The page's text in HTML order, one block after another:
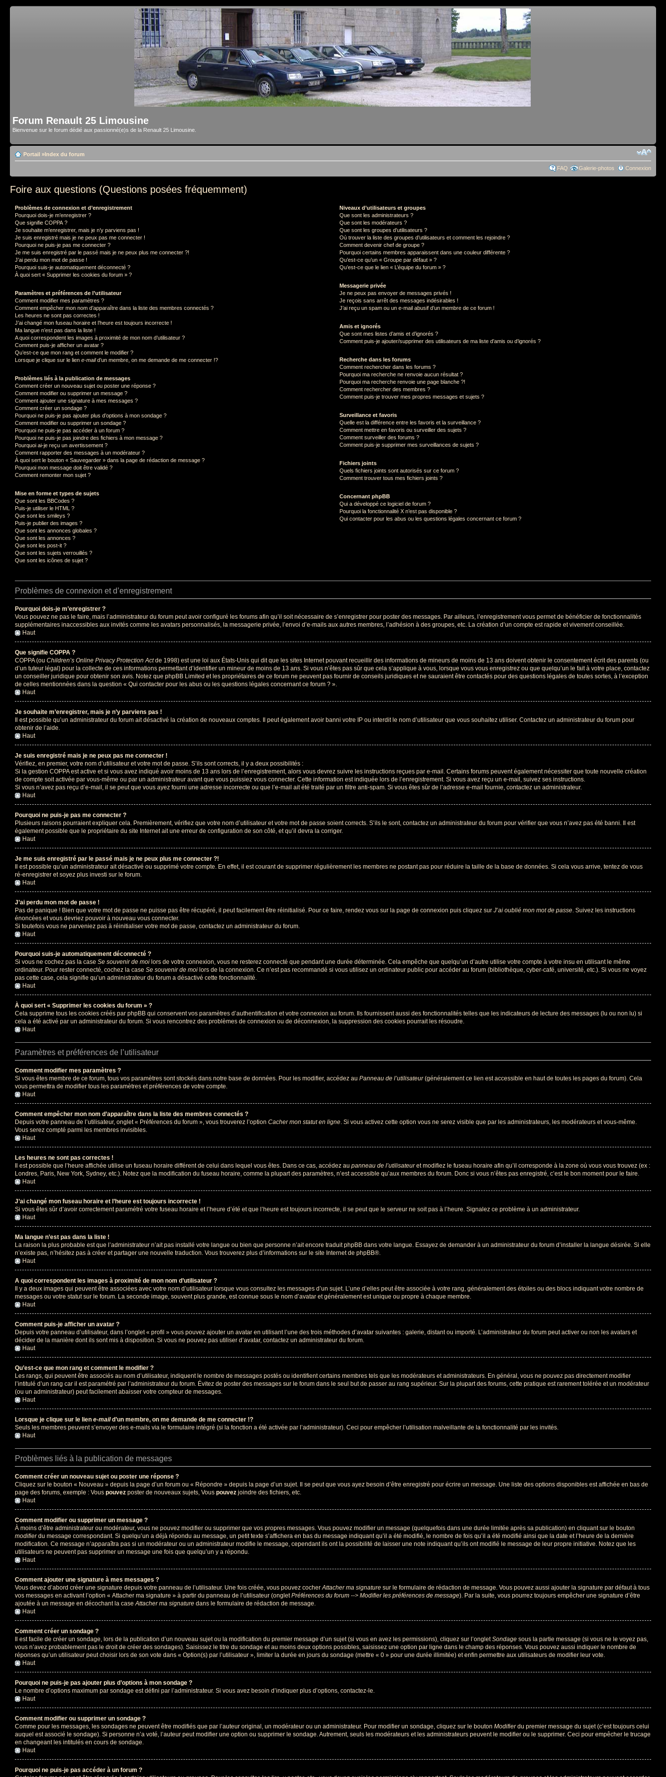
Forum Renault 25 Limousine
Bienvenue sur le forum dédié aux passionné(e)s de la Renault 25 Limousine.
Portail »Index du forum
FAQ Galerie-photos Connexion
Foire aux questions (Questions posées fréquemment)
Problèmes de connexion et d’enregistrement
Pourquoi dois-je m’enregistrer ?
Que signifie COPPA ?
Je souhaite m’enregistrer, mais je n’y parviens pas !
Je suis enregistré mais je ne peux pas me connecter !
Pourquoi ne puis-je pas me connecter ?
Je me suis enregistré par le passé mais je ne peux plus me connecter ?!
J’ai perdu mon mot de passe !
Pourquoi suis-je automatiquement déconnecté ?
À quoi sert « Supprimer les cookies du forum » ?
Paramètres et préférences de l’utilisateur
Comment modifier mes paramètres ?
Comment empêcher mon nom d’apparaître dans la liste des membres connectés ?
Les heures ne sont pas correctes !
J’ai changé mon fuseau horaire et l’heure est toujours incorrecte !
Ma langue n’est pas dans la liste !
A quoi correspondent les images à proximité de mon nom d’utilisateur ?
Comment puis-je afficher un avatar ?
Qu’est-ce que mon rang et comment le modifier ?
Lorsque je clique sur le lien e-maild’un membre, on me demande de me connecter !?
Problèmes liés à la publication de messages
Comment créer un nouveau sujet ou poster une réponse ?
Comment modifier ou supprimer un message ?
Comment ajouter une signature à mes messages ?
Comment créer un sondage ?
Pourquoi ne puis-je pas ajouter plus d’options à mon sondage ?
Comment modifier ou supprimer un sondage ?
Pourquoi ne puis-je pas accéder à un forum ?
Pourquoi ne puis-je pas joindre des fichiers à mon message ?
Pourquoi ai-je reçu un avertissement ?
Comment rapporter des messages à un modérateur ?
À quoi sert le bouton « Sauvegarder » dans la page de rédaction de message ?
Pourquoi mon message doit être validé ?
Comment remonter mon sujet ?
Mise en forme et types de sujets
Que sont les BBCodes ?
Puis-je utiliser le HTML ?
Que sont les smileys ?
Puis-je publier des images ?
Que sont les annonces globales ?
Que sont les annonces ?
Que sont les post-it ?
Que sont les sujets verrouillés ?
Que sont les icônes de sujet ?
Niveaux d’utilisateurs et groupes
Que sont les administrateurs ?
Que sont les modérateurs ?
Que sont les groupes d’utilisateurs ?
Où trouver la liste des groupes d’utilisateurs et comment les rejoindre ?
Comment devenir chef de groupe ?
Pourquoi certains membres apparaissent dans une couleur différente ?
Qu’est-ce qu’un « Groupe par défaut » ?
Qu’est-ce que le lien « L’équipe du forum » ?
Messagerie privée
Je ne peux pas envoyer de messages privés !
Je reçois sans arrêt des messages indésirables !
J’ai reçu un spam ou un e-mail abusif d’un membre de ce forum !
Amis et ignorés
Que sont mes listes d’amis et d’ignorés ?
Comment puis-je ajouter/supprimer des utilisateurs de ma liste d’amis ou d’ignorés ?
Recherche dans les forums
Comment rechercher dans les forums ?
Pourquoi ma recherche ne renvoie aucun résultat ?
Pourquoi ma recherche renvoie une page blanche ?!
Comment rechercher des membres ?
Comment puis-je trouver mes propres messages et sujets ?
Surveillance et favoris
Quelle est la différence entre les favoris et la surveillance ?
Comment mettre en favoris ou surveiller des sujets ?
Comment surveiller des forums ?
Comment puis-je supprimer mes surveillances de sujets ?
Fichiers joints
Quels fichiers joints sont autorisés sur ce forum ?
Comment trouver tous mes fichiers joints ?
Concernant phpBB
Qui a développé ce logiciel de forum ?
Pourquoi la fonctionnalité X n’est pas disponible ?
Qui contacter pour les abus ou les questions légales concernant ce forum ?
Problèmes de connexion et d’enregistrement
Pourquoi dois-je m’enregistrer ?
Vous pouvez ne pas le faire, mais l’administrateur du forum peut avoir configuré les forums afin qu’il soit nécessaire de s’enregistrer pour poster des messages. Par ailleurs, l’enregistrement vous permet de bénéficier de fonctionnalités
supplémentaires inaccessibles aux invités comme les avatars personnalisés, la messagerie privée, l’envoi d’e-mails aux autres membres, l’adhésion à des groupes, etc. La création d’un compte est rapide et vivement conseillée.
Haut
Que signifie COPPA ?
COPPA (ou Children’s Online Privacy Protection Actde 1998) est une loi aux États-Unis qui dit que les sites Internet pouvant recueillir des informations de mineurs de moins de 13 ans doivent obtenir le consentement écrit des parents (ou
d’un tuteur légal) pour la collecte de ces informations permettant d’identifier un mineur de moins de 13 ans. Si vous n’êtes pas sûr que cela s’applique à vous, lorsque vous vous enregistrez ou que quelqu’un le fait à votre place, contactez
un conseiller juridique pour obtenir son avis. Notez que phpBB Limited et les propriétaires de ce forum ne peuvent pas fournir de conseils juridiques et ne sauraient être contactés pour des questions légales de toutes sortes, à l’exception
de celles mentionnées dans la question « Qui contacter pour les abus ou les questions légales concernant ce forum ? ».
Haut
Je souhaite m’enregistrer, mais je n’y parviens pas !
Il est possible qu’un administrateur du forum ait désactivé la création de nouveaux comptes. Il peut également avoir banni votre IP ou interdit le nom d’utilisateur que vous souhaitez utiliser. Contactez un administrateur du forum pour
obtenir de l’aide.
Haut
Je suis enregistré mais je ne peux pas me connecter !
Vérifiez, en premier, votre nom d’utilisateur et votre mot de passe. S’ils sont corrects, il y a deux possibilités :
Si la gestion COPPA est active et si vous avez indiqué avoir moins de 13 ans lors de l’enregistrement, alors vous devrez suivre les instructions reçues par e-mail. Certains forums peuvent également nécessiter que toute nouvelle création
de compte soit activée par vous-même ou par un administrateur avant que vous puissiez vous connecter. Cette information est indiquée lors de l’enregistrement. Si vous avez reçu un e-mail, suivez ses instructions.
Si vous n’avez pas reçu d’e-mail, il se peut que vous ayez fourni une adresse incorrecte ou que l’e-mail ait été traité par un filtre anti-spam. Si vous êtes sûr de l’adresse e-mail fournie, contactez un administrateur.
Haut
Pourquoi ne puis-je pas me connecter ?
Plusieurs raisons pourraient expliquer cela. Premièrement, vérifiez que votre nom d’utilisateur et votre mot de passe soient corrects. S’ils le sont, contactez un administrateur du forum pour vérifier que vous n’avez pas été banni. Il est
également possible que le propriétaire du site Internet ait une erreur de configuration de son côté, et qu’il devra la corriger.
Haut
Je me suis enregistré par le passé mais je ne peux plus me connecter ?!
Il est possible qu’un administrateur ait désactivé ou supprimé votre compte. En effet, il est courant de supprimer régulièrement les membres ne postant pas pour réduire la taille de la base de données. Si cela vous arrive, tentez de vous
ré-enregistrer et soyez plus investi sur le forum.
Haut
J’ai perdu mon mot de passe !
Pas de panique ! Bien que votre mot de passe ne puisse pas être récupéré, il peut facilement être réinitialisé. Pour ce faire, rendez vous sur la page de connexion puis cliquez sur J’ai oublié mon mot de passe . Suivez les instructions
énoncées et vous devriez pouvoir à nouveau vous connecter.
Si toutefois vous ne parveniez pas à réinitialiser votre mot de passe, contactez un administrateur du forum.
Haut
Pourquoi suis-je automatiquement déconnecté ?
Si vous ne cochez pas la case Se souvenir de moi lors de votre connexion, vous ne resterez connecté que pendant une durée déterminée. Cela empêche que quelqu’un d’autre utilise votre compte à votre insu en utilisant le même
ordinateur. Pour rester connecté, cochez la case Se souvenir de moi lors de la connexion. Ce n’est pas recommandé si vous utilisez un ordinateur public pour accéder au forum (bibliothèque, cyber-café, université, etc.). Si vous ne voyez
pas cette case, cela signifie qu’un administrateur du forum a désactivé cette fonctionnalité.
Haut
À quoi sert « Supprimer les cookies du forum » ?
Cela supprime tous les cookies créés par phpBB qui conservent vos paramètres d’authentification et votre connexion au forum. Ils fournissent aussi des fonctionnalités telles que les indicateurs de lecture des messages (lu ou non lu) si
cela a été activé par un administrateur du forum. Si vous rencontrez des problèmes de connexion ou de déconnexion, la suppression des cookies pourrait les résoudre.
Haut
Paramètres et préférences de l’utilisateur
Comment modifier mes paramètres ?
Si vous êtes membre de ce forum, tous vos paramètres sont stockés dans notre base de données. Pour les modifier, accédez au Panneau de l’utilisateur(généralement ce lien est accessible en haut de toutes les pages du forum). Cela
vous permettra de modifier tous les paramètres et préférences de votre compte.
Haut
Comment empêcher mon nom d’apparaître dans la liste des membres connectés ?
Depuis votre panneau de l’utilisateur, onglet « Préférences du forum », vous trouverez l’option Cacher mon statut en ligne . Si vous activez cette option vous ne serez visible que par les administrateurs, les modérateurs et vous-même.
Vous serez compté parmi les membres invisibles.
Haut
Les heures ne sont pas correctes !
Il est possible que l’heure affichée utilise un fuseau horaire différent de celui dans lequel vous êtes. Dans ce cas, accédez au panneau de l’utilisateuret modifiez le fuseau horaire afin qu’il corresponde à la zone où vous vous trouvez (ex :
Londres, Paris, New York, Sydney, etc.). Notez que la modification du fuseau horaire, comme la plupart des paramètres, n’est accessible qu’aux membres du forum. Donc si vous n’êtes pas enregistré, c’est le bon moment pour le faire.
Haut
J’ai changé mon fuseau horaire et l’heure est toujours incorrecte !
Si vous êtes sûr d’avoir correctement paramétré votre fuseau horaire et l’heure d’été et que l’heure est toujours incorrecte, il se peut que le serveur ne soit pas à l’heure. Signalez ce problème à un administrateur.
Haut
Ma langue n’est pas dans la liste !
La raison la plus probable est que l’administrateur n’ait pas installé votre langue ou bien que personne n’ait encore traduit phpBB dans votre langue. Essayez de demander à un administrateur du forum d’installer la langue désirée. Si elle
n’existe pas, n’hésitez pas à créer et partager une nouvelle traduction. Vous trouverez plus d’informations sur le site Internet de phpBB®.
Haut
A quoi correspondent les images à proximité de mon nom d’utilisateur ?
Il y a deux images qui peuvent être associées avec votre nom d’utilisateur lorsque vous consultez les messages d’un sujet. L’une d’elles peut être associée à votre rang, généralement des étoiles ou des blocs indiquant votre nombre de
messages ou votre statut sur le forum. La seconde image, souvent plus grande, est connue sous le nom d’avatar et généralement est unique ou propre à chaque membre.
Haut
Comment puis-je afficher un avatar ?
Depuis votre panneau d’utilisateur, dans l’onglet « profil » vous pouvez ajouter un avatar en utilisant l’une des trois méthodes d’avatar suivantes : galerie, distant ou importé. L’administrateur du forum peut activer ou non les avatars et
décider de la manière dont ils sont mis à disposition. Si vous ne pouvez pas utiliser d’avatar, contactez un administrateur du forum.
Haut
Qu’est-ce que mon rang et comment le modifier ?
Les rangs, qui peuvent être associés au nom d’utilisateur, indiquent le nombre de messages postés ou identifient certains membres tels que les modérateurs et administrateurs. En général, vous ne pouvez pas directement modifier
l’intitulé d’un rang car il est paramétré par l’administrateur du forum. Évitez de poster des messages sur le forum dans le seul but de passer au rang supérieur. Sur la plupart des forums, cette pratique est rarement tolérée et un modérateur
(ou un administrateur) peut facilement abaisser votre compteur de messages.
Haut
Lorsque je clique sur le lien e-maild’un membre, on me demande de me connecter !?
Seuls les membres peuvent s’envoyer des e-mails via le formulaire intégré (si la fonction a été activée par l’administrateur). Ceci pour empêcher l’utilisation malveillante de la fonctionnalité par les invités.
Haut
Problèmes liés à la publication de messages
Comment créer un nouveau sujet ou poster une réponse ?
Cliquez sur le bouton « Nouveau » depuis la page d’un forum ou « Répondre » depuis la page d’un sujet. Il se peut que vous ayez besoin d’être enregistré pour écrire un message. Une liste des options disponibles est affichée en bas de
page des forums, exemple : Vous pouvez poster de nouveaux sujets, Vous pouvez joindre des fichiers, etc.
Haut
Comment modifier ou supprimer un message ?
À moins d’être administrateur ou modérateur, vous ne pouvez modifier ou supprimer que vos propres messages. Vous pouvez modifier un message (quelquefois dans une durée limitée après sa publication) en cliquant sur le bouton
modifierdu message correspondant. Si quelqu’un a déjà répondu au message, un petit texte s’affichera en bas du message indiquant qu’il a été modifié, le nombre de fois qu’il a été modifié ainsi que la date et l’heure de la dernière
modification. Ce message n’apparaîtra pas si un modérateur ou un administrateur modifie le message, cependant ils ont la possibilité de laisser une note indiquant qu’ils ont modifié le message de leur propre initiative. Notez que les
utilisateurs ne peuvent pas supprimer un message une fois que quelqu’un y a répondu.
Haut
Comment ajouter une signature à mes messages ?
Vous devez d’abord créer une signature depuis votre panneau de l’utilisateur. Une fois créée, vous pouvez cocher Attacher ma signature sur le formulaire de rédaction de message. Vous pouvez aussi ajouter la signature par défaut à tous
vos messages en activant l’option « Attacher ma signature » à partir du panneau de l’utilisateur (ongletPréférences du forum --> Modifier les préférences de message). Par la suite, vous pourrez toujours empêcher une signature d’être
ajoutée à un message en décochant la case Attacher ma signature dans le formulaire de rédaction de message.
Haut
Comment créer un sondage ?
Il est facile de créer un sondage, lors de la publication d’un nouveau sujet ou la modification du premier message d’un sujet (si vous en avez les permissions), cliquez sur l’ongletSondage sous la partie message (si vous ne le voyez pas,
vous n’avez probablement pas le droit de créer des sondages). Saisissez le titre du sondage et au moins deux options possibles, saisissez une option par ligne dans le champ des réponses. Vous pouvez aussi indiquer le nombre de
réponses qu’un utilisateur peut choisir lors de son vote dans « Option(s) par l’utilisateur », limiter la durée en jours du sondage (mettre « 0 » pour une durée illimitée) et enfin permettre aux utilisateurs de modifier leur vote.
Haut
Pourquoi ne puis-je pas ajouter plus d’options à mon sondage ?
Le nombre d’options maximum par sondage est défini par l’administrateur. Si vous avez besoin d’indiquer plus d’options, contactez-le.
Haut
Comment modifier ou supprimer un sondage ?
Comme pour les messages, les sondages ne peuvent être modifiés que par l’auteur original, un modérateur ou un administrateur. Pour modifier un sondage, cliquez sur le bouton Modifierdu premier message du sujet (c’est toujours celui
auquel est associé le sondage). Si personne n’a voté, l’auteur peut modifier une option ou supprimer le sondage. Autrement, seuls les modérateurs et les administrateurs peuvent le modifier ou le supprimer. Ceci pour empêcher le trucage
en changeant les intitulés en cours de sondage.
Haut
Pourquoi ne puis-je pas accéder à un forum ?